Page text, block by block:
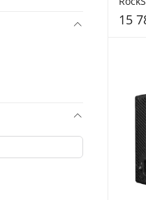
80
15